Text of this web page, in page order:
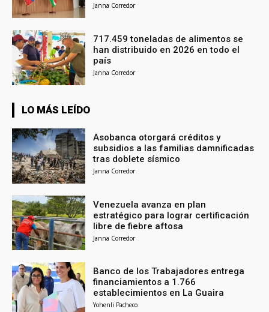
Janna Corredor
717.459 toneladas de alimentos se
han distribuido en 2026 en todo el
país
Janna Corredor
LO MÁS LEÍDO
Asobanca otorgará créditos y
subsidios a las familias damnificadas
tras doblete sísmico
Janna Corredor
Venezuela avanza en plan
estratégico para lograr certificación
libre de fiebre aftosa
Janna Corredor
Banco de los Trabajadores entrega
financiamientos a 1.766
establecimientos en La Guaira
Yohenli Pacheco